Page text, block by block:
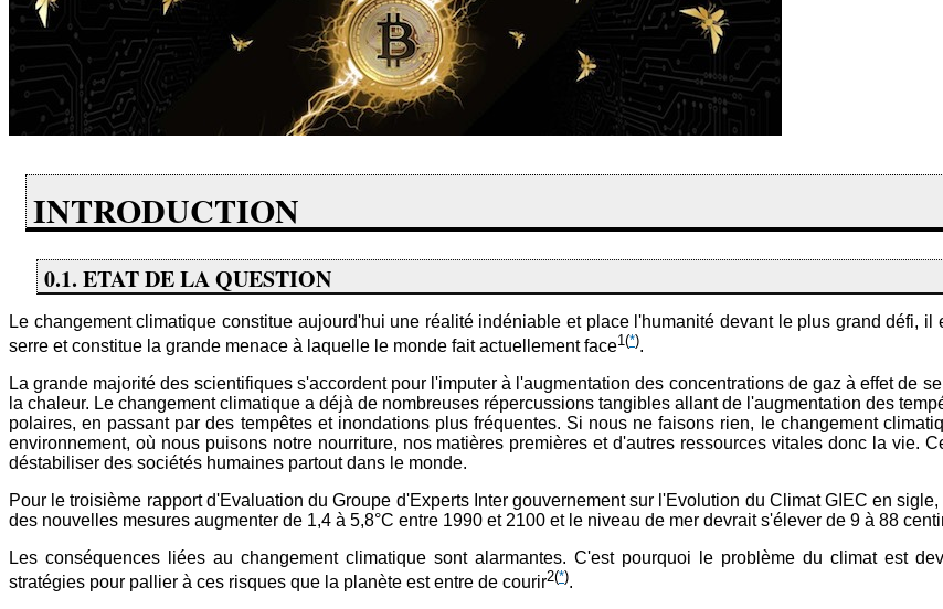
INTRODUCTION
0.1. ETAT DE LA QUESTION
Le changement climatique constitue aujourd'hui une réalité indéniable et place l'humanité devant le plus grand défi,
serre et constitue la grande menace à laquelle le monde fait actuellement face1(*).
La grande majorité des scientifiques s'accordent pour l'imputer à l'augmentation des concentrations de gaz à effet de
la chaleur. Le changement climatique a déjà de nombreuses répercussions tangibles allant de l'augmentation des
polaires, en passant par des tempêtes et inondations plus fréquentes. Si nous ne faisons rien, le changement
environnement, où nous puisons notre nourriture, nos matières premières et d'autres ressources vitales donc la vie.
déstabiliser des sociétés humaines partout dans le monde.
Pour le troisième rapport d'Evaluation du Groupe d'Experts Inter gouvernement sur l'Evolution du Climat GIEC en
des nouvelles mesures augmenter de 1,4 à 5,8°C entre 1990 et 2100 et le niveau de mer devrait s'élever de 9 à 88
Les conséquences liées au changement climatique sont alarmantes. C'est pourquoi le problème du climat est
stratégies pour pallier à ces risques que la planète est entre de courir2(*).